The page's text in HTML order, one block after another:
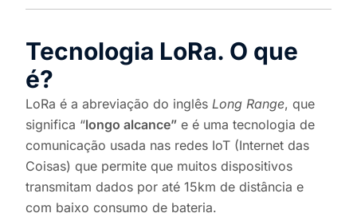
Tecnologia LoRa. O que
é?
LoRa é a abreviação do inglêsLong Range, que
significa “longo alcance” e é uma tecnologia de
comunicação usada nas redes IoT (Internet das
Coisas) que permite que muitos dispositivos
transmitam dados por até 15km de distância e
com baixo consumo de bateria.